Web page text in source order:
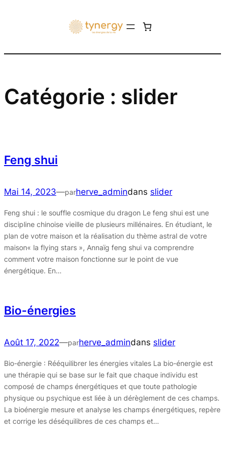
Catégorie : slider
Feng shui
Mai 14, 2023—parherve_admindans slider
Feng shui : le souffle cosmique du dragon Le feng shui est une
discipline chinoise vieille de plusieurs millénaires. En étudiant, le
plan de votre maison et la réalisation du thème astral de votre
maison« la flying stars », Annaïg feng shui va comprendre
comment votre maison fonctionne sur le point de vue
énergétique. En…
Bio-énergies
Août 17, 2022—parherve_admindans slider
Bio-énergie : Rééquilibrer les énergies vitales La bio-énergie est
une thérapie qui se base sur le fait que chaque individu est
composé de champs énergétiques et que toute pathologie
physique ou psychique est liée à un dérèglement de ces champs.
La bioénergie mesure et analyse les champs énergétiques, repère
et corrige les déséquilibres de ces champs et…